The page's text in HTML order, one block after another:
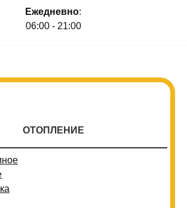
Ежедневно:
06:00 - 21:00
ОТОПЛЕНИЕ